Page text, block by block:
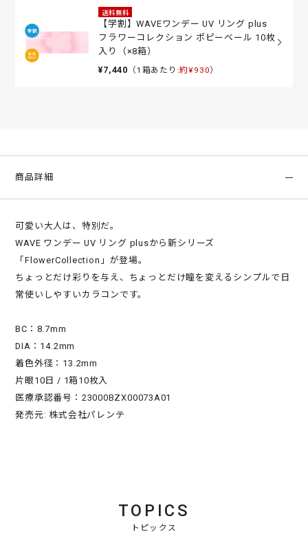
送料無料
【学割】WAVEワンデー UV リング plus
フラワーコレクション ポピーベール 10枚
入り（×8箱）
¥7,440 （1箱あたり:約¥930）
商品詳細
可愛い大人は、特別だ。
WAVE ワンデー UV リング plusから新シリーズ
「FlowerCollection」が登場。
ちょっとだけ彩りを与え、ちょっとだけ瞳を変えるシンプルで日
常使いしやすいカラコンです。
BC：8.7mm
DIA：14.2mm
着色外径：13.2mm
片眼10日 / 1箱10枚入
医療承認番号：23000BZX00073A01
発売元: 株式会社パレンテ
TOPICS
トピックス